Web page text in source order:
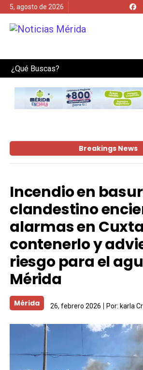
5, agosto de 2026
Search
Breakings News
Incendio en
clandestino
alarmas en
contenerlo y
riesgo para el
Mérida
Mérida 26, febrero 2026 Por: karla